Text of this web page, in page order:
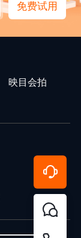
免费试用
映目会拍